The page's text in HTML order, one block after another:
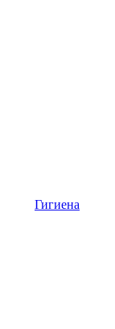
Гигиена